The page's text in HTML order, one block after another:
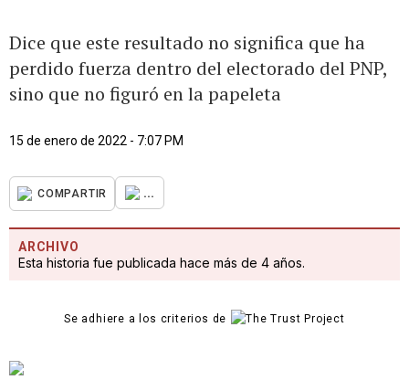
Dice que este resultado no significa que ha
perdido fuerza dentro del electorado del PNP,
sino que no figuró en la papeleta
15 de enero de 2022 - 7:07 PM
COMPARTIR ...
ARCHIVO
Esta historia fue publicada hace más de 4 años.
Se adhiere a los criterios de